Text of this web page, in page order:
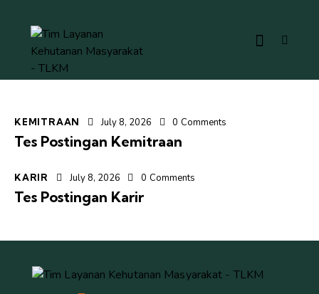
KEMITRAAN July 8, 2026 0 Comments
Tes Postingan Kemitraan
KARIR July 8, 2026 0 Comments
Tes Postingan Karir